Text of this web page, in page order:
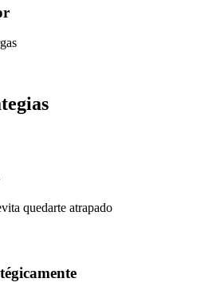
quedarte atrapado